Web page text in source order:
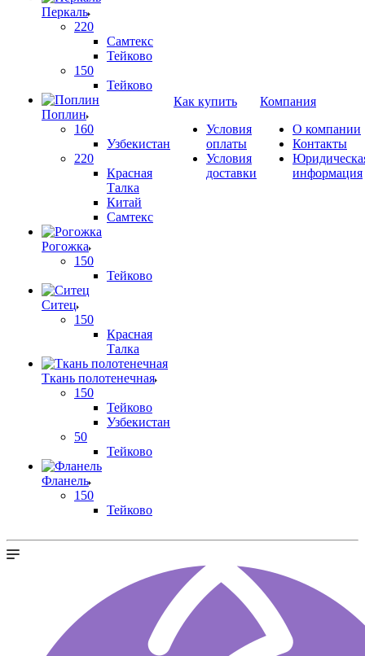
Перкаль
220
Самтекс
Тейково
150
Тейково
Поплин
160
Узбекистан
220
Красная
Талка
Китай
Самтекс
Рогожка
150
Тейково
Ситец
150
Красная
Талка
Ткань полотенечная
150
Тейково
Узбекистан
50
Тейково
Фланель
150
Тейково
Как купить
Условия
оплаты
Условия
доставки
Компания
О компании
Контакты
информация